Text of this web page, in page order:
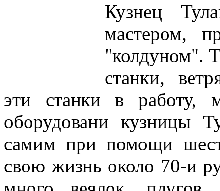
Кузнец
мастером,
"колдуном".
станки,
эти станки в работу,
оборудовани кузницы
самим при помощи
свою жизнь около 70-и